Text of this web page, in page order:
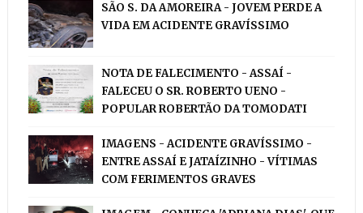
SÃO S. DA AMOREIRA - JOVEM PERDE A
VIDA EM ACIDENTE GRAVÍSSIMO
NOTA DE FALECIMENTO - ASSAÍ -
FALECEU O SR. ROBERTO UENO -
POPULAR ROBERTÃO DA TOMODATI
IMAGENS - ACIDENTE GRAVÍSSIMO -
ENTRE ASSAÍ E JATAÍZINHO - VÍTIMAS
COM FERIMENTOS GRAVES